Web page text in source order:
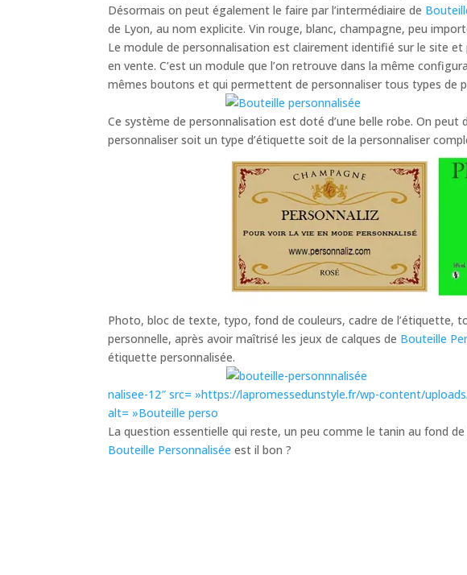
Désormais on peut également le faire par l’intermédiaire de
de Lyon, au nom explicite. Vin rouge, blanc, champagne, peu
Le module de personnalisation est clairement identifié sur le site
en vente. C’est un module que l’on retrouve dans la même
mêmes boutons et qui permettent de personnaliser tous types de
Ce système de personnalisation est doté d’une belle robe. On peut
personnaliser soit un type d’étiquette soit de la personnaliser
Photo, bloc de texte, typo, fond de couleurs, cadre de l’étiquette,
personnelle, après avoir maîtrisé les jeux de calques de Bouteille
étiquette personnalisée.
nalisee-12″ src= »https://lapromessedunstyle.fr/wp-content/
alt= »Bouteille perso
La question essentielle qui reste, un peu comme le tanin au fond
Bouteille Personnalisée est il bon ?